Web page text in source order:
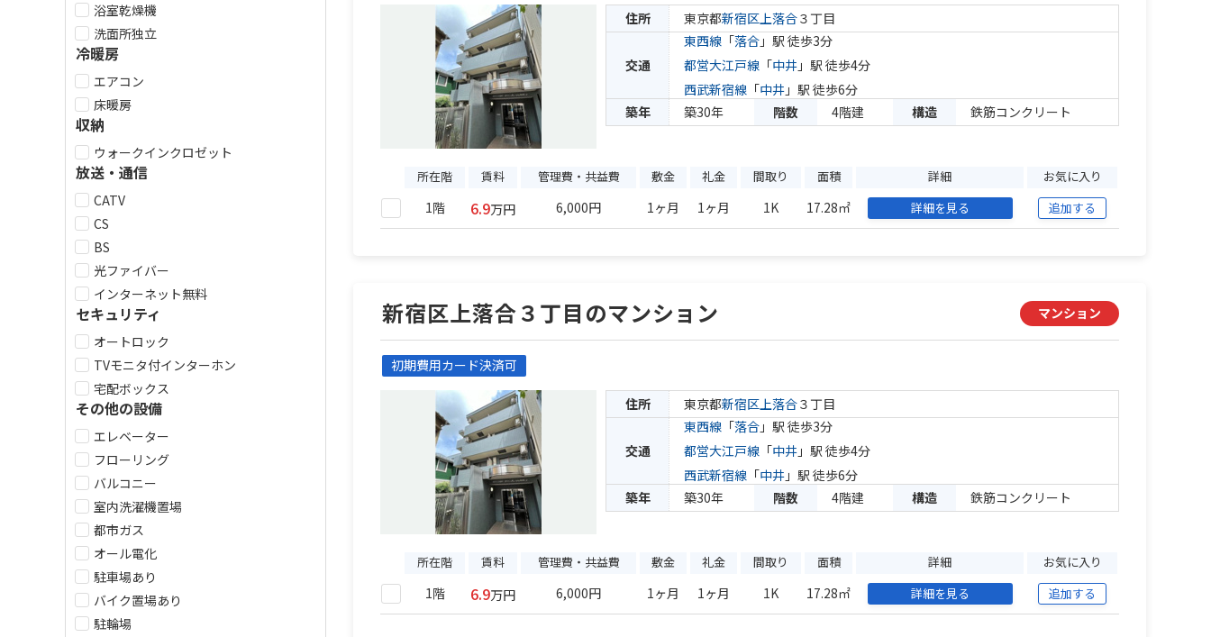
住所 東京都新宿区上落合３丁目
交通
東西線 「落合 」駅 徒歩3分
都営大江戸線 「中井 」駅 徒歩4分
西武新宿線 「中井 」駅 徒歩6分
築年
築30年 階数 4階建 構造 鉄筋コンクリート
所在階 賃料 管理費・共益費 敷金 礼金 間取り 面積 詳細 お気に入り
1階 6.9万円 6,000円 1ヶ月 1ヶ月 1K 17.28㎡ 詳細を見る 追加する
新宿区上落合３丁目のマンション マンション
初期費用カード決済可
住所 東京都新宿区上落合３丁目
交通
東西線 「落合 」駅 徒歩3分
都営大江戸線 「中井 」駅 徒歩4分
西武新宿線 「中井 」駅 徒歩6分
築年
築30年 階数 4階建 構造 鉄筋コンクリート
所在階 賃料 管理費・共益費 敷金 礼金 間取り 面積 詳細 お気に入り
1階 6.9万円 6,000円 1ヶ月 1ヶ月 1K 17.28㎡ 詳細を見る 追加する
浴室乾燥機
洗面所独立
冷暖房
エアコン
床暖房
収納
ウォークインクロゼット
放送・通信
CATV
CS
BS
光ファイバー
インターネット無料
セキュリティ
オートロック
TVモニタ付インターホン
宅配ボックス
その他の設備
エレベーター
フローリング
バルコニー
室内洗濯機置場
都市ガス
オール電化
駐車場あり
バイク置場あり
駐輪場